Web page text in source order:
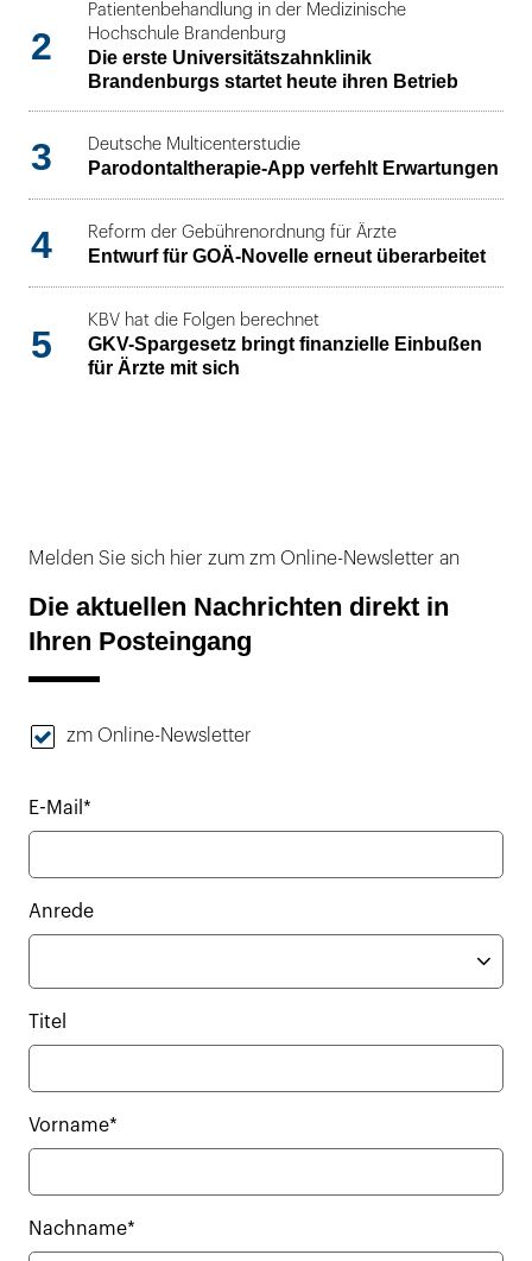
2
Patientenbehandlung in der Medizinische
Hochschule Brandenburg
Die erste Universitätszahnklinik
Brandenburgs startet heute ihren Betrieb
3 Deutsche Multicenterstudie
Parodontaltherapie-App verfehlt Erwartungen
4 Reform der Gebührenordnung für Ärzte
Entwurf für GOÄ-Novelle erneut überarbeitet
5
KBV hat die Folgen berechnet
GKV-Spargesetz bringt finanzielle Einbußen
für Ärzte mit sich
Melden Sie sich hier zum zm Online-Newsletter an
Die aktuellen Nachrichten direkt in
Ihren Posteingang
zm Online-Newsletter
E-Mail*
Anrede
Titel
Vorname*
Nachname*